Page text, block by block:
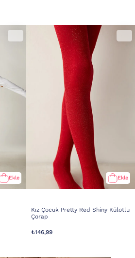
Ekle Ekle
Kız Çocuk Pretty Red Shiny Külotlu
Çorap
₺146,99